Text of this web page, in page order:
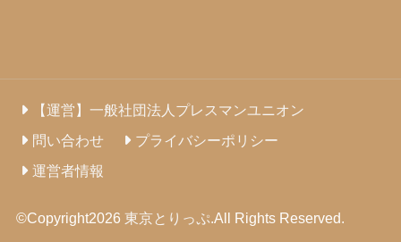
【運営】一般社団法人プレスマンユニオン
問い合わせ
プライバシーポリシー
運営者情報
©Copyright2026 東京とりっぷ.All Rights Reserved.